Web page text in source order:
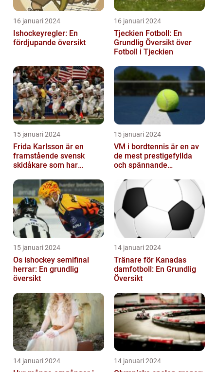
16 januari 2024
Ishockeyregler: En
fördjupande översikt
16 januari 2024
Tjeckien Fotboll: En
Grundlig Översikt över
Fotboll i Tjeckien
15 januari 2024
Frida Karlsson är en
framstående svensk
skidåkare som har
med sin talang och pr...
15 januari 2024
VM i bordtennis är en av
de mest prestigefyllda
och spännande
sporten varje år
15 januari 2024
Os ishockey semifinal
herrar: En grundlig
översikt
14 januari 2024
Tränare för Kanadas
damfotboll: En Grundlig
Översikt
14 januari 2024 14 januari 2024